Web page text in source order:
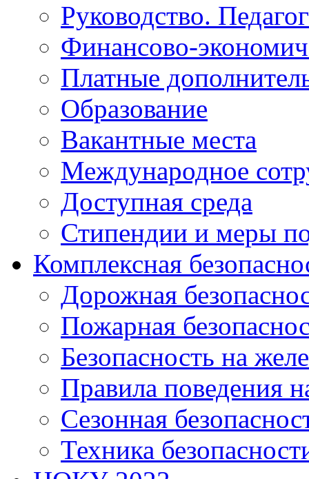
Руководство.
Финансово-
Платные
Образование
Вакантные места
Международное
Доступная среда
Стипендии и меры
Комплексная
Дорожная
Пожарная
Безопасность на
Правила поведения
Сезонная
Техника